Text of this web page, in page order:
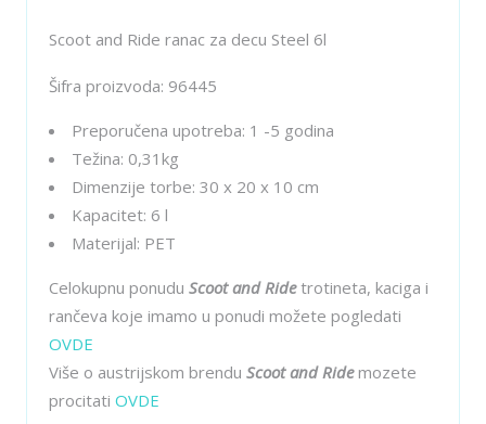
Scoot and Ride ranac za decu Steel 6l
Šifra proizvoda: 96445
Preporučena upotreba: 1 -5 godina
Težina: 0,31kg
Dimenzije torbe: 30 x 20 x 10 cm
Kapacitet: 6 l
Materijal: PET
Celokupnu ponudu Scoot and Ridetrotineta, kaciga i
rančeva koje imamo u ponudi možete pogledati
OVDE
Više o austrijskom brendu Scoot and Ridemozete
procitati OVDE